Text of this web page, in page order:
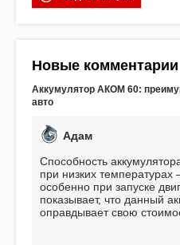
Новые комментарии
Аккумулятор АКОМ 60:
авто
Адам
Способность
при низких температурах
особенно при запуске
показывает, что данный
оправдывает свою
пожалел. Считаю, что